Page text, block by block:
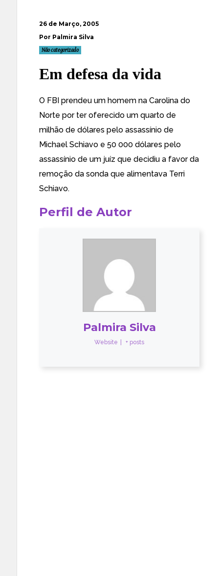
26 de Março, 2005
Por Palmira Silva
Não categorizado
Em defesa da vida
O FBI prendeu um homem na Carolina do
Norte por ter oferecido um quarto de
milhão de dólares pelo assassínio de
Michael Schiavo e 50 000 dólares pelo
assassínio de um juíz que decidiu a favor da
remoção da sonda que alimentava Terri
Schiavo.
Perfil de Autor
Palmira Silva
Website + posts